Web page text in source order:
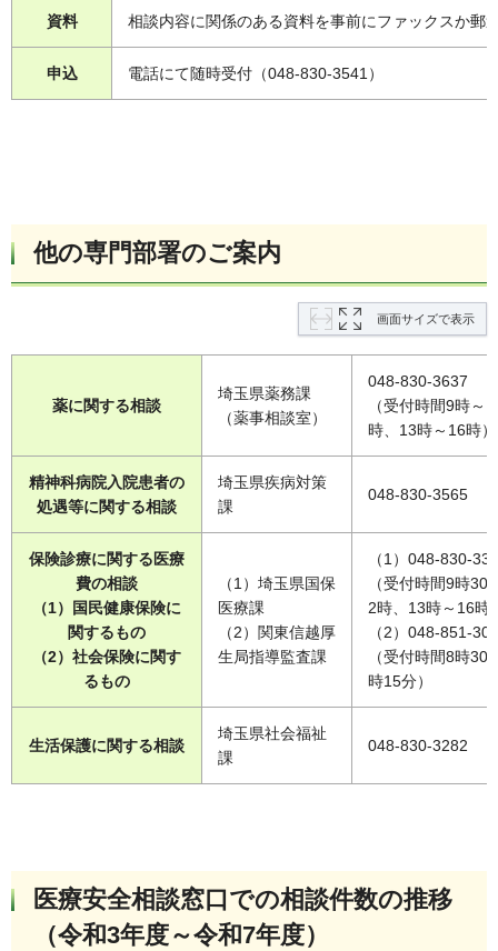
資料 相談内容に関係のある資料を事前にファックスか郵
申込 電話にて随時受付（048-830-3541）
他の専門部署のご案内
画面サイズで表示
薬に関する相談
埼玉県薬務課
（薬事相談室）
048-830-3637
（受付時間9時～
時、13時～16時）
精神科病院入院患者の
処遇等に関する相談
埼玉県疾病対策
課
048-830-3565
保険診療に関する医療
費の相談
（1）国民健康保険に
関するもの
（2）社会保険に関す
るもの
（1）埼玉県国保
医療課
（2）関東信越厚
生局指導監査課
（1）048-830-
（受付時間9時30
2時、13時～16時
（2）048-851-
（受付時間8時30
時15分）
生活保護に関する相談
埼玉県社会福祉
課
048-830-3282
医療安全相談窓口での相談件数の推移
（令和3年度～令和7年度）